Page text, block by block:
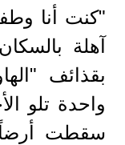
"كنت أنا
آهلة
بقذائف
واحدة تلو
سقطت أرضاً